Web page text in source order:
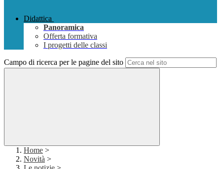
Didattica
Panoramica
Offerta formativa
I progetti delle classi
Campo di ricerca per le pagine del sito
Home >
Novità >